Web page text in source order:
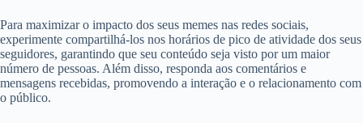
Para maximizar o impacto dos seus memes nas redes sociais,
experimente compartilhá-los nos horários de pico de atividade dos seus
seguidores, garantindo que seu conteúdo seja visto por um maior
número de pessoas. Além disso, responda aos comentários e
mensagens recebidas, promovendo a interação e o relacionamento com
o público.